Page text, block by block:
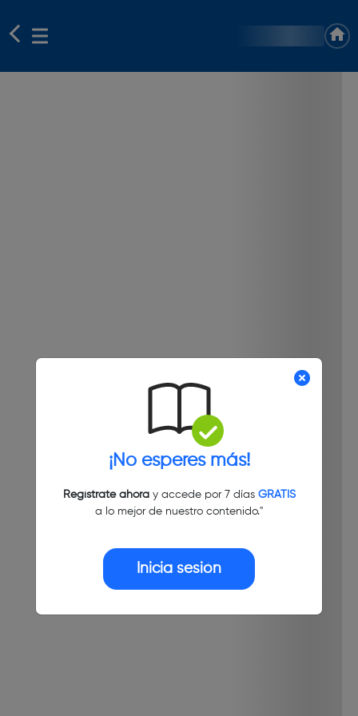
¡No esperes más!
Regístrate ahoray accede por 7 días GRATIS
a lo mejor de nuestro contenido."
Inicia sesión